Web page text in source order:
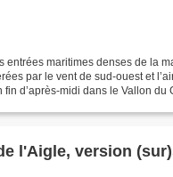
entrées maritimes denses de la
par le vent de sud-ouest et
fin d’après-midi dans le Vallon du
l'Aigle, version